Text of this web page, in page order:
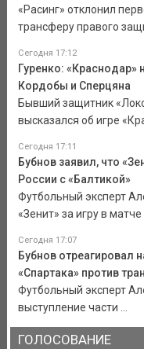
«Расинг» отклонил
трансферу правого
Сегодня 17:12
Гуренко: «Краснодар»
Кордобы и Сперцяна
Бывший защитник
высказался об игре
Сегодня 17:11
Бубнов заявил, что
России с «Балтикой»
Футбольный эксперт
«Зенит» за игру в матче
Сегодня 17:07
Бубнов
«Спартака» против
Футбольный эксперт
выступление части ...
ГОЛОСОВАНИЕ